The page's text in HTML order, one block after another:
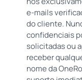
e-mails
do cliente.
confidenciais
solicitadas ou
receber
nome da